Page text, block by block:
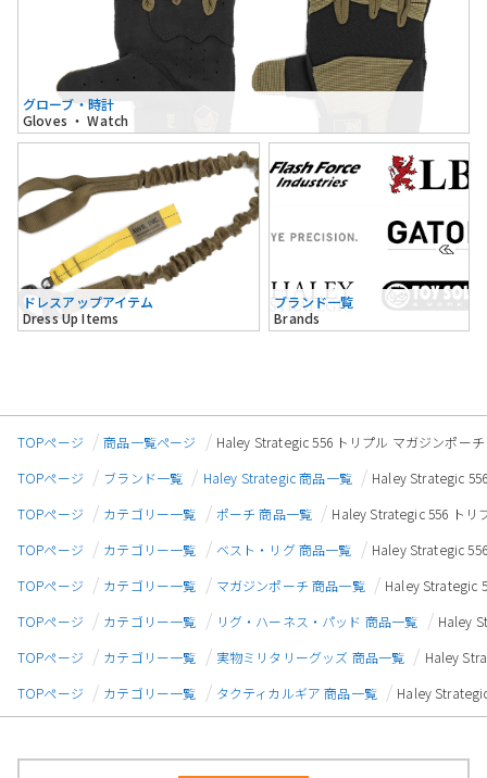
グローブ・時計
Gloves ・ Watch
ドレスアップアイテム
Dress Up Items
ブランド一覧
Brands
TOPページ 商品一覧ページ
Haley Strategic 556 トリプル マガジンポー
TOPページ
ブランド一覧 Haley Strategic 商品一覧
Haley Strategic
TOPページ
カテゴリー一覧 ポーチ 商品一覧
Haley Strategic 556 トリ
TOPページ
カテゴリー一覧 ベスト・リグ 商品一覧
Haley Strategic
TOPページ
カテゴリー一覧 マガジンポーチ 商品一覧
Haley Strategic
TOPページ
カテゴリー一覧 リグ・ハーネス・パッド 商品一覧
Haley
TOPページ
カテゴリー一覧 実物ミリタリーグッズ 商品一覧
Haley
TOPページ
カテゴリー一覧 タクティカルギア 商品一覧 Haley